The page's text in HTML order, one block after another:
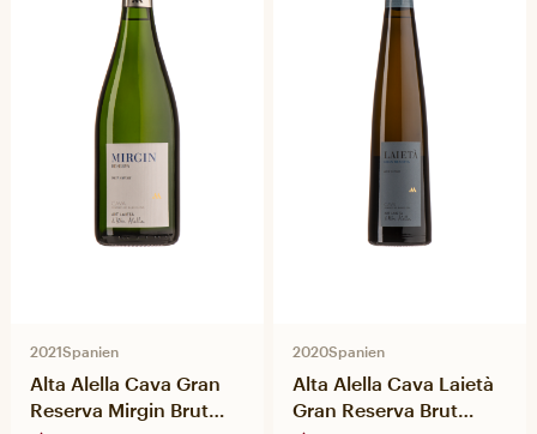
2021Spanien
Alta Alella Cava Gran
Reserva Mirgin Brut
2020Spanien
Alta Alella Cava Laietà
Gran Reserva Brut